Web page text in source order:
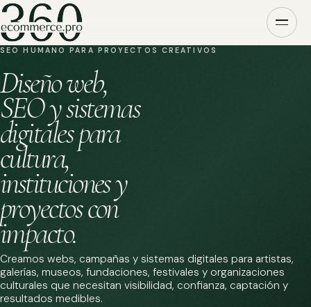
SEO HUMANO PARA PROYECTOS CREATIVOS
Diseño web,
SEO y sistemas
digitales para
cultura,
instituciones y
proyectos con
impacto.
Creamos webs, campañas y sistemas digitales para artistas,
galerías, museos, fundaciones, festivales y organizaciones
culturales que necesitan visibilidad, confianza, captación y
resultados medibles.